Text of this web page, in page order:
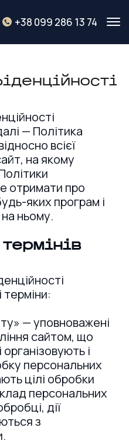
+38 099 286 13 74
— Політика
всієї
на якому
отримати про
яких програм і
ньому.
— уповноважені
сайтом, що
організовують і
персональних
цілі обробки
персональних
дії
з